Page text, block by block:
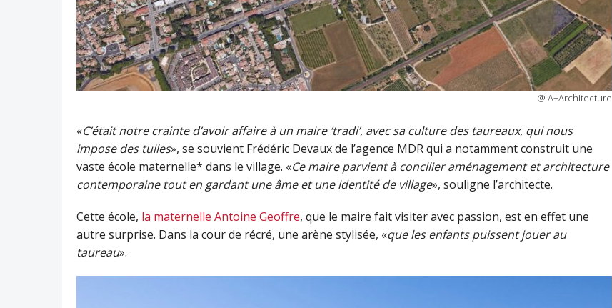
@ A+Architecture
«C’était notre crainte d’avoir affaire à un maire ‘tradi’, avec sa culture des taureaux, qui nous
impose des tuiles», se souvient Frédéric Devaux de l’agence MDR qui a notamment construit une
vaste école maternelle* dans le village. «Ce maire parvient à concilier aménagement et architecture
contemporaine tout en gardant une âme et une identité de village», souligne l’architecte.
Cette école, la maternelle Antoine Geoffre, que le maire fait visiter avec passion, est en effet une
autre surprise. Dans la cour de récré, une arène stylisée, «que les enfants puissent jouer au
taureau».